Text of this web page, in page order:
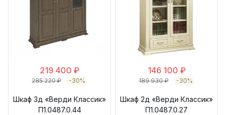
219 400 ₽
285 220 ₽ -30%
Шкаф 3д «Верди Классик»
П1.0487.0.44
146 100 ₽
189 930 ₽ -30%
Шкаф 2д «Верди Классик»
П1.0487.0.27